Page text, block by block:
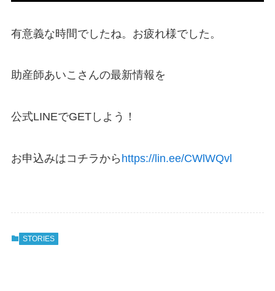
有意義な時間でしたね。お疲れ様でした。
助産師あいこさんの最新情報を
公式LINEでGETしよう！
お申込みはコチラから https://lin.ee/CWlWQvl
STORIES